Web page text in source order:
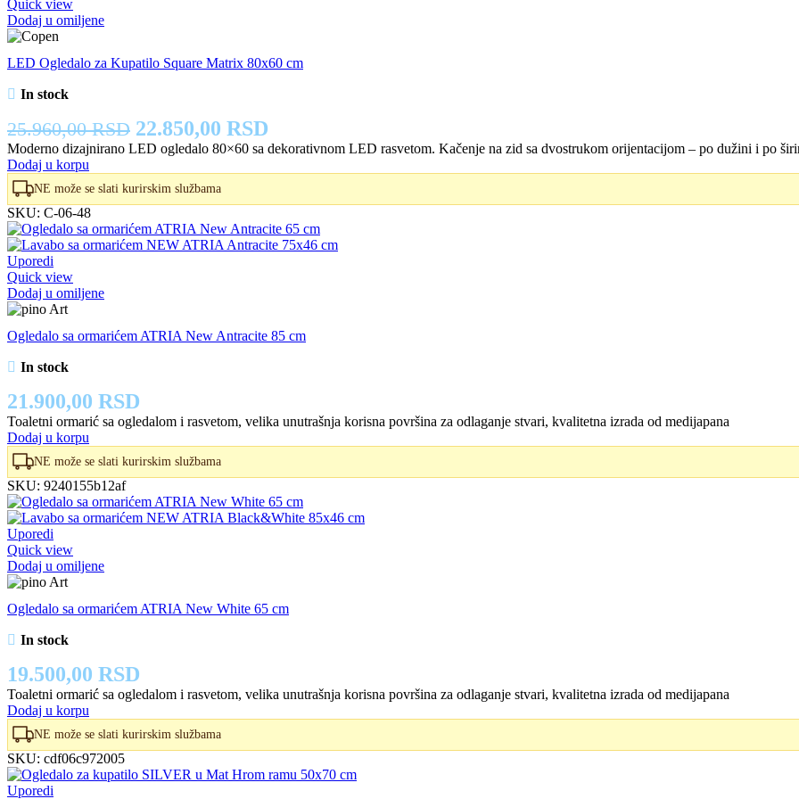
Quick view
Dodaj u omiljene
LED Ogledalo za Kupatilo Square Matrix 80x60 cm
In stock
25.960,00RSD Originalna
cena
je
bila:
25.960,00 RSD.
22.850,00 RSD
cena
je:
22.850,00 RSD.
Moderno dizajnirano LED ogledalo 80×60 sa dekorativnom LED rasvetom. Kačenje na zid sa dvostrukom orijentacijom – po dužini i po
Dodaj u korpu
NE može se slati kurirskim službama
SKU: C-06-48
Uporedi
Quick view
Dodaj u omiljene
Ogledalo sa ormarićem ATRIA New Antracite 85 cm
In stock
21.900,00 RSD
Toaletni ormarić sa ogledalom i rasvetom, velika unutrašnja korisna površina za odlaganje stvari, kvalitetna izrada od medijapana
Dodaj u korpu
NE može se slati kurirskim službama
SKU: 9240155b12af
Uporedi
Quick view
Dodaj u omiljene
Ogledalo sa ormarićem ATRIA New White 65 cm
In stock
19.500,00 RSD
Toaletni ormarić sa ogledalom i rasvetom, velika unutrašnja korisna površina za odlaganje stvari, kvalitetna izrada od medijapana
Dodaj u korpu
NE može se slati kurirskim službama
SKU: cdf06c972005
Uporedi